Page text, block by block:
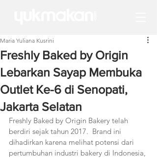
Freshly Baked by Origin
Lebarkan Sayap Membuka
Outlet Ke-6 di Senopati,
Jakarta Selatan
Maria Yuliana Kusrini
Freshly Baked by Origin Bakery telah
berdiri sejak tahun 2017.  Brand ini
dihadirkan karena melihat potensi dari
pertumbuhan industri bakery di Indonesia,